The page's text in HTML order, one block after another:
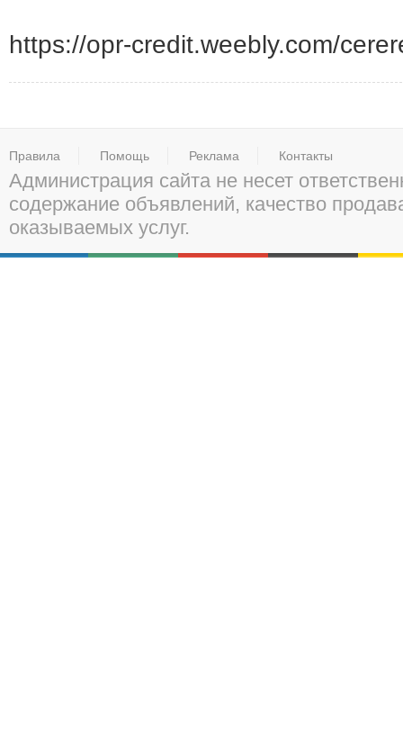
https://opr-credit.weebly.com/
Правила Помощь Реклама Контакты
Администрация сайта не несет
содержание объявлений, качество
оказываемых услуг.